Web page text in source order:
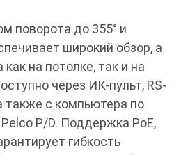
поворота до 355° и
широкий обзор, а
на потолке, так и на
через ИК-пульт, RS-
также с компьютера по
P/D. Поддержка PoE,
гибкость